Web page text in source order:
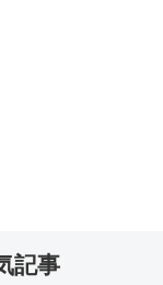
記事